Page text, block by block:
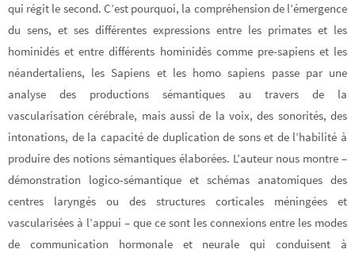
qui régit le second. C’est pourquoi, la compréhension de l’émergence
du sens, et ses différentes expressions entre les primates et les
hominidés et entre différents hominidés comme pre-sapiens et les
néandertaliens, les Sapiens et les homo sapiens passe par une
analyse des productions sémantiques au travers de la
vascularisation cérébrale, mais aussi de la voix, des sonorités, des
intonations, de la capacité de duplication de sons et de l’habilité à
produire des notions sémantiques élaborées. L’auteur nous montre –
démonstration logico-sémantique et schémas anatomiques des
centres laryngés ou des structures corticales méningées et
vascularisées à l’appui – que ce sont les connexions entre les modes
de communication hormonale et neurale qui conduisent à